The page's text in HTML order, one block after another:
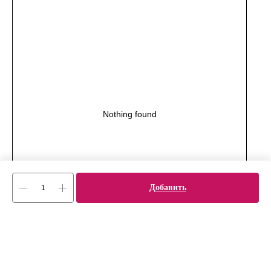
Добавить
Nothing found